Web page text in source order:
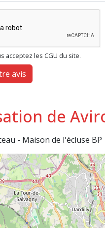
acceptez les CGU du site.
avis
de
- Maison de l'écluse BP